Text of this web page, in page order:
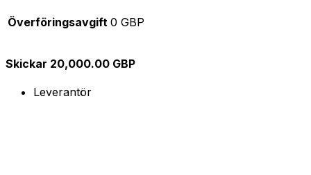
Överföringsavgift 0 GBP
Skickar 20,000.00 GBP
Leverantör